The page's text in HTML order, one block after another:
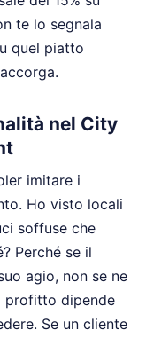
te lo segnala
quel piatto
nel City
imitare i
Ho visto locali
soffuse che
Perché se il
agio, non se ne
profitto dipende
Se un cliente